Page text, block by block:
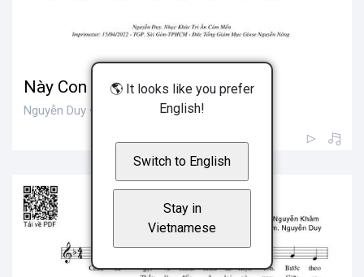
Này Con Đây - Nguyễn Duy
Nguyễn Duy • 200 views
🌎 It looks like you prefer
English!
Switch to English
Stay in
Vietnamese